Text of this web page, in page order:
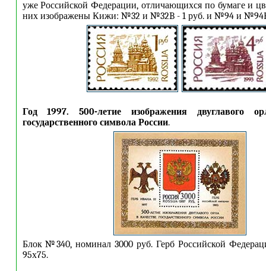
уже Российской Федерации, отличающихся по бумаге и
них изображены Кижи: №32 и №32B - 1 руб. и №94 и
Год 1997. 500-летие изображения двуглавого
государственного символа России.
Блок №340, номинал 3000 руб. Герб Российской
95х75.